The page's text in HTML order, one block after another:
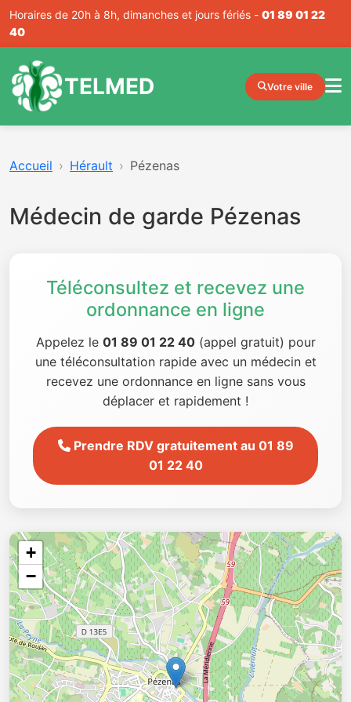
Horaires de 20h à 8h, dimanches et jours fériés - 01 89 01 22
40
TELMED Votre ville
Accueil Hérault Pézenas
Médecin de garde Pézenas
Téléconsultez et recevez une
ordonnance en ligne
Appelez le 01 89 01 22 40(appel gratuit) pour
une téléconsultation rapide avec un médecin et
recevez une ordonnance en ligne sans vous
déplacer et rapidement !
Prendre RDV gratuitement au 01 89
01 22 40
+
−